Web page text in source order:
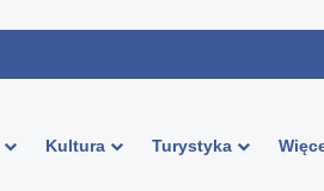
Kultura Turystyka